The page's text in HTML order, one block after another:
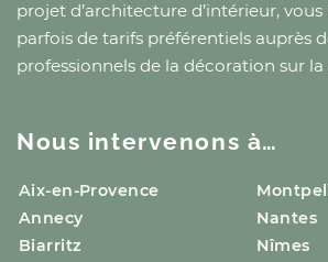
projet d’architecture d’intérieur,
parfois de tarifs préférentiels auprès
professionnels de la décoration sur
Nous intervenons à…
Aix-en-Provence
Annecy
Biarritz
Nantes
Nîmes